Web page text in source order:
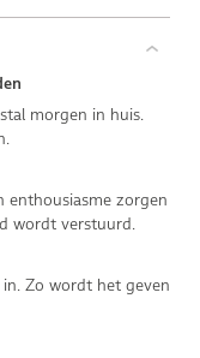
morgen in huis.
enthousiasme zorgen
wordt verstuurd.
Zo wordt het geven